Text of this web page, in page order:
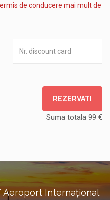
de conducere mai mult de
REZERVATI
Suma totala 99 €
Aeroport Internațional